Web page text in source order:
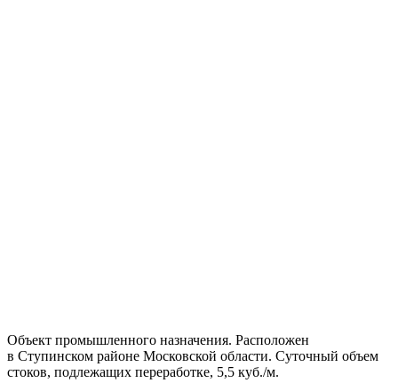
Объект промышленного назначения. Расположен
в Ступинском районе Московской области. Суточный объем
стоков, подлежащих переработке, 5,5 куб./м.